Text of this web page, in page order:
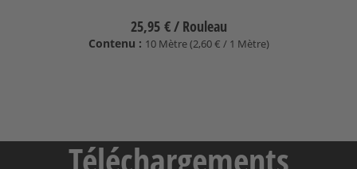
25,95 €/ Rouleau
Contenu : 10 Mètre (2,60 € / 1 Mètre)
Téléchargements